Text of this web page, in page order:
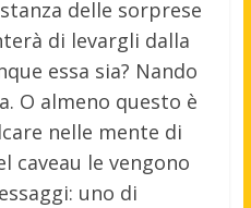
delle sorprese
di levargli dalla
essa sia? Nando
O almeno questo è
nelle mente di
caveau le vengono
uno di